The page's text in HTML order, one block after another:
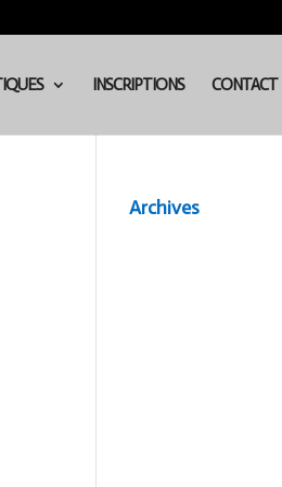
INSCRIPTIONS CONTACT
Archives